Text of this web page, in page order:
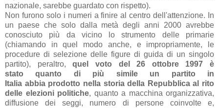
nazionale, sarebbe guardato con rispetto).
Non furono solo i numeri a finireal centro dell'attenzione.
In
un paese che solo dalla metà degli anni 2000 avrebbe
conosciuto più da vicino lo strumento delle primarie
(chiamando in quel modo anche, e impropriamente, le
procedure di selezione delle figure di guida di un singolo
partito), peraltro,quel voto del 26 ottobre 1997 è
statoquanto di più simile un partito in
Italia abbia prodotto nella storia della Repubblica al rito
delle elezioni politiche, quanto a macchina organizzativa,
diffusione dei seggi, numero di persone coinvolte e,